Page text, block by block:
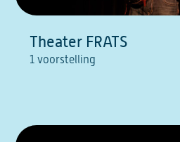
Theater FRATS
1 voorstelling